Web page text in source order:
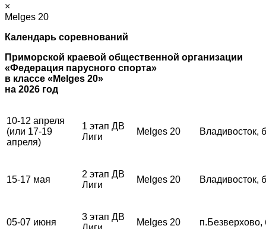
×
Melges 20
Календарь соревнований
Приморской краевой общественной организации
«Федерация парусного спорта»
в классе «Melges 20»
на 2026 год
10-12 апреля
(или 17-19
апреля)
1 этап ДВ
Лиги
Melges 20 Владивосток,
15-17 мая
2 этап ДВ
Лиги
Melges 20 Владивосток,
05-07 июня
3 этап ДВ
Melges 20